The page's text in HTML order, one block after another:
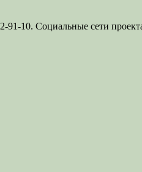
91-10. Социальные сети